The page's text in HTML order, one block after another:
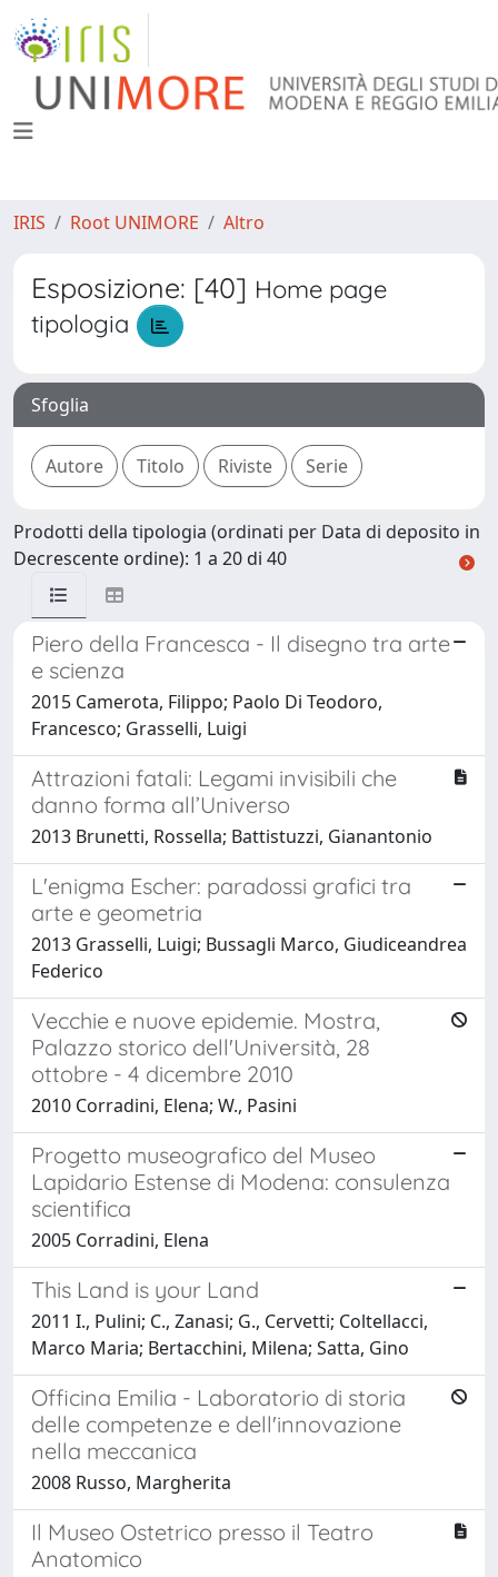
IRIS Root UNIMORE Altro
Esposizione: [40] Home page
tipologia
Sfoglia
Prodotti della tipologia (ordinati per Data di deposito in
Decrescente ordine): 1 a 20 di 40
Piero della Francesca - Il disegno tra arte
e scienza
2015 Camerota, Filippo; Paolo Di Teodoro,
Francesco; Grasselli, Luigi
Attrazioni fatali: Legami invisibili che
danno forma all’Universo
2013 Brunetti, Rossella; Battistuzzi, Gianantonio
L'enigma Escher: paradossi grafici tra
arte e geometria
2013 Grasselli, Luigi; Bussagli Marco, Giudiceandrea
Federico
Vecchie e nuove epidemie. Mostra,
Palazzo storico dell'Università, 28
ottobre - 4 dicembre 2010
2010 Corradini, Elena; W., Pasini
Progetto museografico del Museo
Lapidario Estense di Modena: consulenza
scientifica
2005 Corradini, Elena
This Land is your Land
2011 I., Pulini; C., Zanasi; G., Cervetti; Coltellacci,
Marco Maria; Bertacchini, Milena; Satta, Gino
Officina Emilia - Laboratorio di storia
delle competenze e dell'innovazione
nella meccanica
2008 Russo, Margherita
Il Museo Ostetrico presso il Teatro
Anatomico